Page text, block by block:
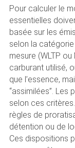
Pour calculer le
essentielles
basée sur les
selon la
mesure (WLTP
carburant utilisé,
que l’essence,
“assimilées”. Les
selon ces
règles de
détention ou de
Ces dispositions